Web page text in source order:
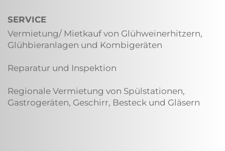
SERVICE
Vermietung/ Mietkauf von Glühweinerhitzern,
Glühbieranlagen und Kombigeräten
Reparatur und Inspektion
Regionale Vermietung von Spülstationen,
Gastrogeräten, Geschirr, Besteck und Gläsern